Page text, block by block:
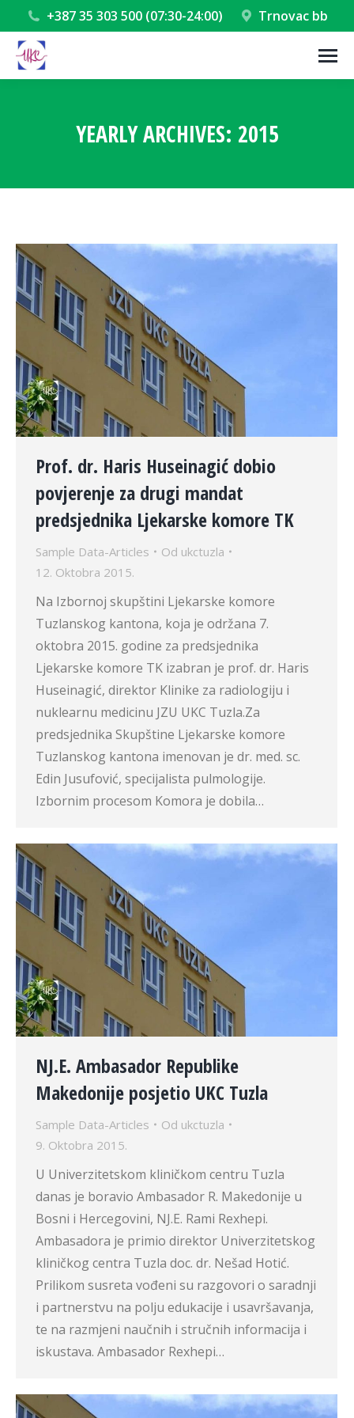
+387 35 303 500 (07:30-24:00) Trnovac bb
YEARLY ARCHIVES: 2015
Prof. dr. Haris Huseinagić dobio
povjerenje za drugi mandat
predsjednika Ljekarske komore TK
Sample Data-Articles Od ukctuzla
12. Oktobra 2015.
Na Izbornoj skupštini Ljekarske komore
Tuzlanskog kantona, koja je održana 7.
oktobra 2015. godine za predsjednika
Ljekarske komore TK izabran je prof. dr. Haris
Huseinagić, direktor Klinike za radiologiju i
nuklearnu medicinu JZU UKC Tuzla.Za
predsjednika Skupštine Ljekarske komore
Tuzlanskog kantona imenovan je dr. med. sc.
Edin Jusufović, specijalista pulmologije.
Izbornim procesom Komora je dobila…
NJ.E. Ambasador Republike
Makedonije posjetio UKC Tuzla
Sample Data-Articles Od ukctuzla
9. Oktobra 2015.
U Univerzitetskom kliničkom centru Tuzla
danas je boravio Ambasador R. Makedonije u
Bosni i Hercegovini, NJ.E. Rami Rexhepi.
Ambasadora je primio direktor Univerzitetskog
kliničkog centra Tuzla doc. dr. Nešad Hotić.
Prilikom susreta vođeni su razgovori o saradnji
i partnerstvu na polju edukacije i usavršavanja,
te na razmjeni naučnih i stručnih informacija i
iskustava. Ambasador Rexhepi…